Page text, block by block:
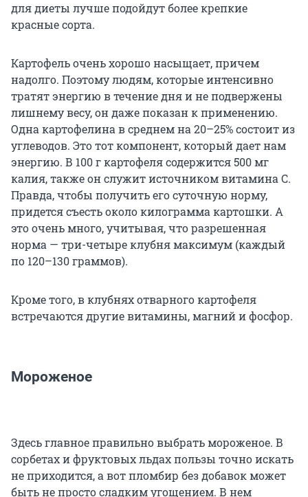
для диеты лучше подойдут более крепкие
красные сорта.
Картофель очень хорошо насыщает, причем
надолго. Поэтому людям, которые интенсивно
тратят энергию в течение дня и не подвержены
лишнему весу, он даже показан к применению.
Одна картофелина в среднем на 20–25% состоит из
углеводов. Это тот компонент, который дает нам
энергию. В 100 г картофеля содержится 500 мг
калия, также он служит источником витамина С.
Правда, чтобы получить его суточную норму,
придется съесть около килограмма картошки. А
это очень много, учитывая, что разрешенная
норма — три-четыре клубня максимум (каждый
по 120–130 граммов).
Кроме того, в клубнях отварного картофеля
встречаются другие витамины, магний и фосфор.
Мороженое
Здесь главное правильно выбрать мороженое. В
сорбетах и фруктовых льдах пользы точно искать
не приходится, а вот пломбир без добавок может
быть не просто сладким угощением. В нем